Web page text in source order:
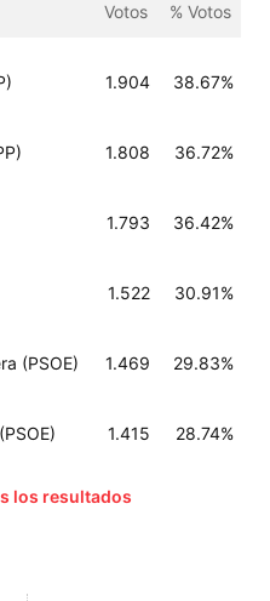
Votos % Votos
1.904 38.67%
1.808 36.72%
1.793 36.42%
1.522 30.91%
(PSOE) 1.469 29.83%
1.415 28.74%
los resultados